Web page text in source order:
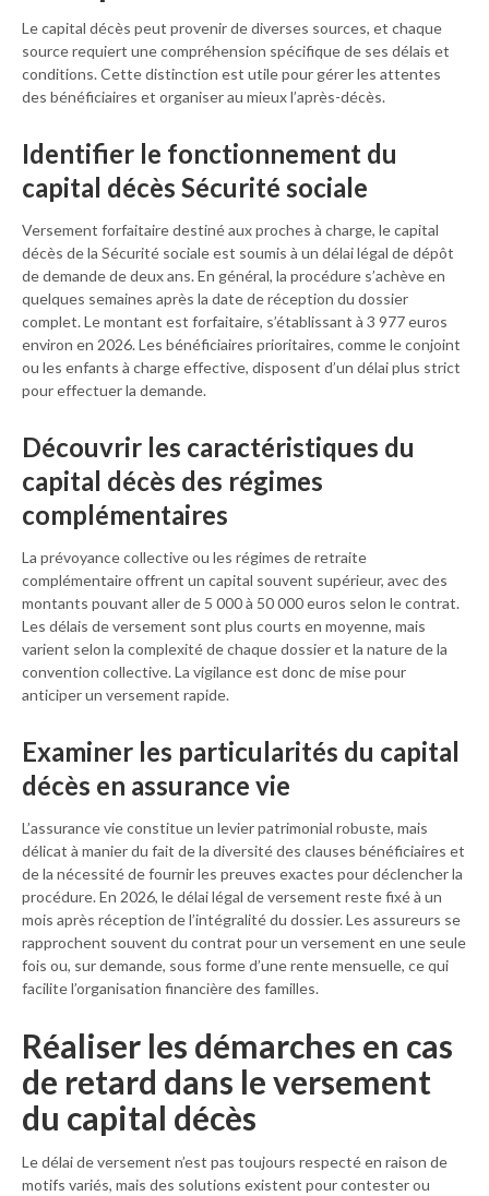
Le capital décès peut provenir de diverses sources, et chaque
source requiert une compréhension spécifique de ses délais et
conditions. Cette distinction est utile pour gérer les attentes
des bénéficiaires et organiser au mieux l’après-décès.
Identifier le fonctionnement du
capital décès Sécurité sociale
Versement forfaitaire destiné aux proches à charge, le capital
décès de la Sécurité sociale est soumis à un délai légal de dépôt
de demande de deux ans. En général, la procédure s’achève en
quelques semaines après la date de réception du dossier
complet. Le montant est forfaitaire, s’établissant à 3 977 euros
environ en 2026. Les bénéficiaires prioritaires, comme le conjoint
ou les enfants à charge effective, disposent d’un délai plus strict
pour effectuer la demande.
Découvrir les caractéristiques du
capital décès des régimes
complémentaires
La prévoyance collective ou les régimes de retraite
complémentaire offrent un capital souvent supérieur, avec des
montants pouvant aller de 5 000 à 50 000 euros selon le contrat.
Les délais de versement sont plus courts en moyenne, mais
varient selon la complexité de chaque dossier et la nature de la
convention collective. La vigilance est donc de mise pour
anticiper un versement rapide.
Examiner les particularités du capital
décès en assurance vie
L’assurance vie constitue un levier patrimonial robuste, mais
délicat à manier du fait de la diversité des clauses bénéficiaires et
de la nécessité de fournir les preuves exactes pour déclencher la
procédure. En 2026, le délai légal de versement reste fixé à un
mois après réception de l’intégralité du dossier. Les assureurs se
rapprochent souvent du contrat pour un versement en une seule
fois ou, sur demande, sous forme d’une rente mensuelle, ce qui
facilite l’organisation financière des familles.
Réaliser les démarches en cas
de retard dans le versement
du capital décès
Le délai de versement n’est pas toujours respecté en raison de
motifs variés, mais des solutions existent pour contester ou